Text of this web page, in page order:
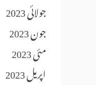
جولائی 2023
جون 2023
مئی 2023
اپریل 2023